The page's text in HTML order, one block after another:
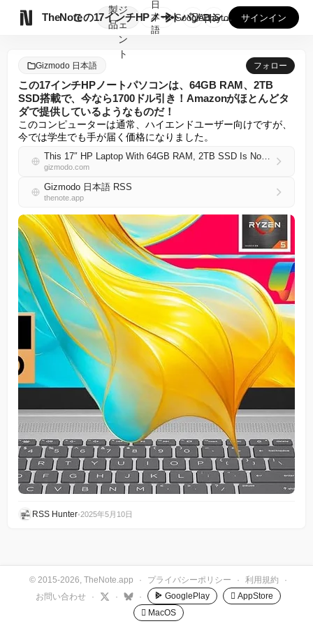
TheNote
製
品
ジ
ェ
ン
ト
この17インチHPノートパソコンは、64GB RAM、2TB...
日
本
語
GooglePlay
AppStore サインイン
Gizmodo 日本語 フォロー
この17インチHPノートパソコンは、64GB RAM、2TB
SSD搭載で、今なら1700ドル引き！Amazonがほとんどタ
ダで提供しているようなものだ！
このコンピューターは通常、ハイエンドユーザー向けですが、
今では学生でも手が届く価格になりました。
This 17″ HP Laptop With 64GB RAM, 2TB SSD Is Now $1,700 Off, Amazon Practically Giving It Away
gizmodo.com
Gizmodo 日本語 RSS
thenote.app
RSS Hunter•2025年5月10日
© 2015-2026, TheNote.app · プライバシーポリシー · 利用規約
·
お問い合わせ
· · · GooglePlay
 AppStore
 MacOS